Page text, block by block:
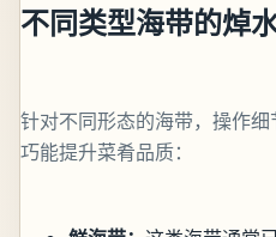
不同类型海带的焯
针对不同形态的海带，操作
巧能提升菜肴品质：